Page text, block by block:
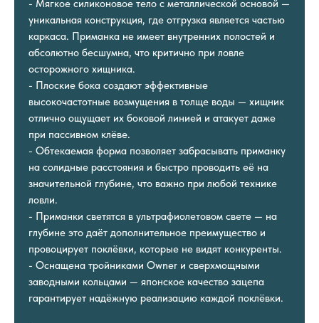
- Мягкое силиконовое тело с металлической основой —
уникальная конструкция, где отгрузка является частью
каркаса. Приманка не имеет внутренних полостей и
абсолютно бесшумна, что критично при ловле
осторожного хищника.
- Плоские бока создают эффективные
высокочастотные возмущения в толще воды — хищник
отлично ощущает их боковой линией и атакует даже
при пассивном клёве.
- Обтекаемая форма позволяет забрасывать приманку
на солидные расстояния и быстро проводить её на
значительной глубине, что важно при любой технике
ловли.
- Приманки светятся в ультрафиолетовом свете — на
глубине это даёт дополнительное преимущество и
провоцирует поклёвки, которые не видят конкуренты.
- Оснащена тройниками Owner и сверхмощными
заводными кольцами — японское качество зацепа
гарантирует надёжную реализацию каждой поклёвки.